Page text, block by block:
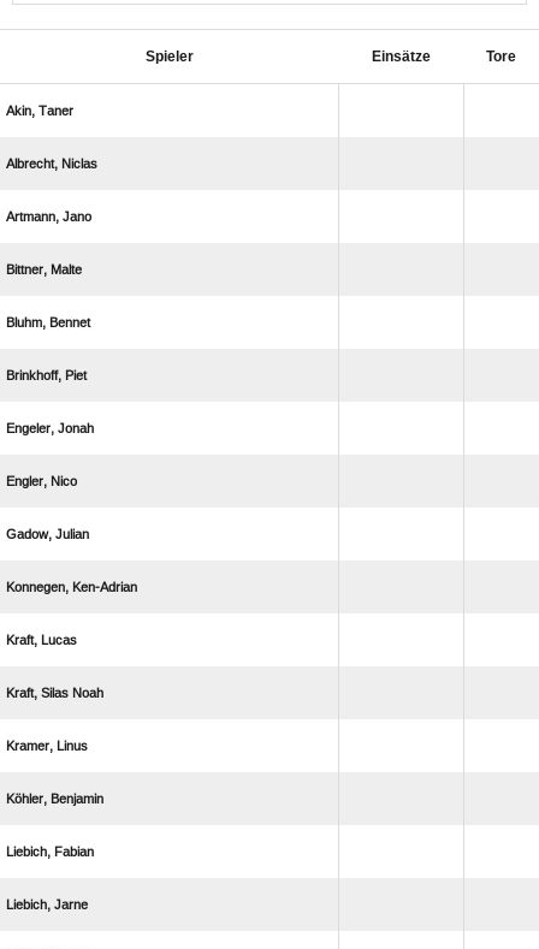
Spieler Einsätze Tore
 
 
 
 
 
 
 
 
 
 
 
  
 
 
 
 